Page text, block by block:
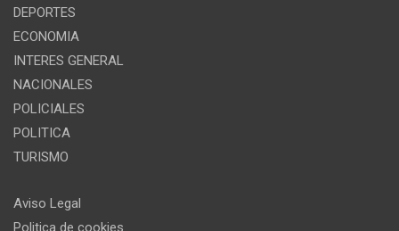
DEPORTES
ECONOMIA
INTERES GENERAL
NACIONALES
POLICIALES
POLITICA
TURISMO
Aviso Legal
Politica de cookies